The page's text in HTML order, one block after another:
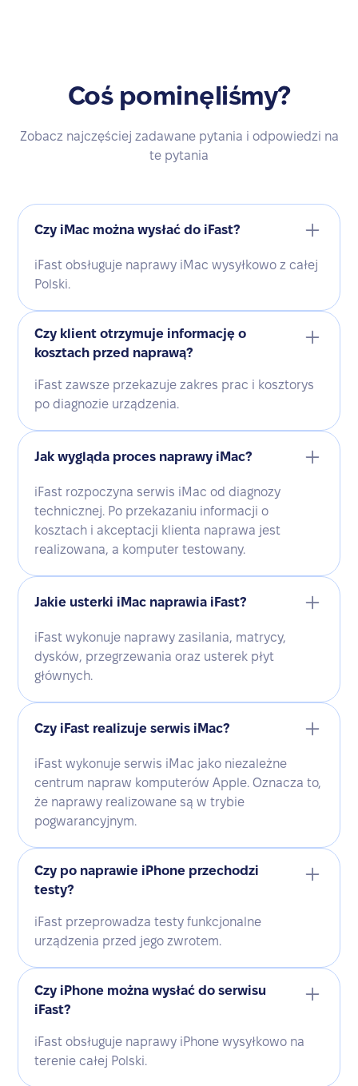
Coś pominęliśmy?
Zobacz najczęściej zadawane pytania i odpowiedzi na
te pytania
Czy iMac można wysłać do iFast?
iFast obsługuje naprawy iMac wysyłkowo z całej
Polski.
Czy klient otrzymuje informację o
kosztach przed naprawą?
iFast zawsze przekazuje zakres prac i kosztorys
po diagnozie urządzenia.
Jak wygląda proces naprawy iMac?
iFast rozpoczyna serwis iMac od diagnozy
technicznej. Po przekazaniu informacji o
kosztach i akceptacji klienta naprawa jest
realizowana, a komputer testowany.
Jakie usterki iMac naprawia iFast?
iFast wykonuje naprawy zasilania, matrycy,
dysków, przegrzewania oraz usterek płyt
głównych.
Czy iFast realizuje serwis iMac?
iFast wykonuje serwis iMac jako niezależne
centrum napraw komputerów Apple. Oznacza to,
że naprawy realizowane są w trybie
pogwarancyjnym.
Czy po naprawie iPhone przechodzi
testy?
iFast przeprowadza testy funkcjonalne
urządzenia przed jego zwrotem.
Czy iPhone można wysłać do serwisu
iFast?
iFast obsługuje naprawy iPhone wysyłkowo na
terenie całej Polski.